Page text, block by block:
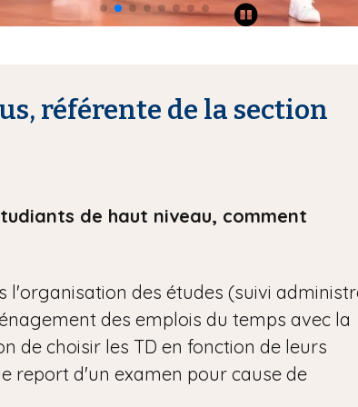
référente de la section
de haut niveau, comment
l'organisation des études (suivi
des emplois du temps avec la
de choisir les TD en fonction de leurs
report d'un examen pour cause de